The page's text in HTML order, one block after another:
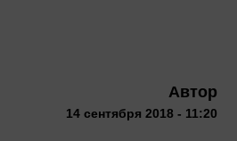
Автор
14 сентября 2018 - 11:20